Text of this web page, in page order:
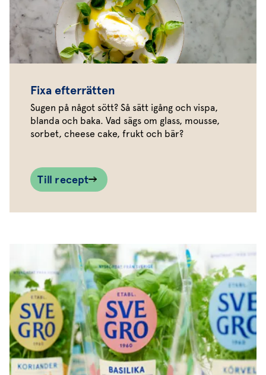
Fixa efterrätten
Sugen på något sött? Så sätt igång och vispa,
blanda och baka. Vad sägs om glass, mousse,
sorbet, cheese cake, frukt och bär?
Till recept